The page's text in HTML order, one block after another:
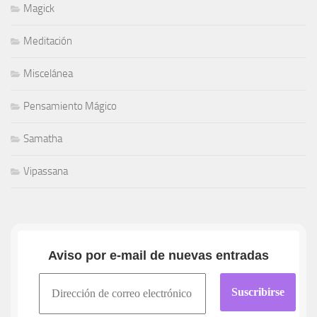
Magick
Meditación
Miscelánea
Pensamiento Mágico
Samatha
Vipassana
Aviso por e-mail de nuevas entradas